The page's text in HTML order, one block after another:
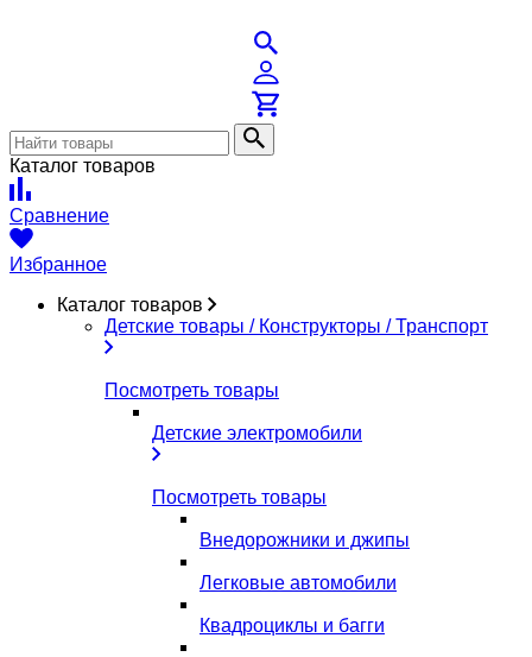
Каталог товаров
Сравнение
Избранное
Каталог товаров
Детские товары / Конструкторы / Транспорт
Посмотреть товары
Детские электромобили
Посмотреть товары
Внедорожники и джипы
Легковые автомобили
Квадроциклы и багги